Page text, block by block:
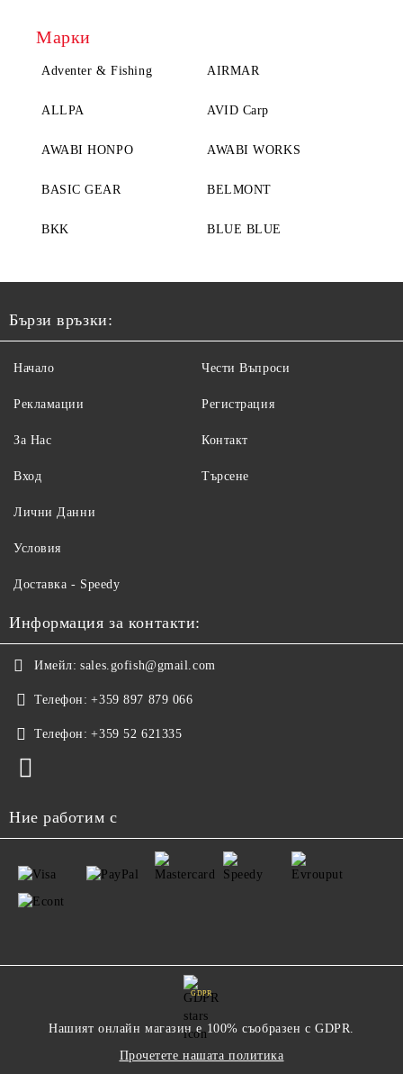
Марки
Adventer & Fishing AIRMAR
ALLPA AVID Carp
AWABI HONPO AWABI WORKS
BASIC GEAR BELMONT
BKK BLUE BLUE
Бързи връзки:
Начало
Рекламации
За Нас
Вход
Чести Въпроси
Регистрация
Контакт
Търсене
Лични Данни
Условия
Доставка - Speedy
Информация за контакти:
Имейл: sales.gofish@gmail.com
Телефон: +359 897 879 066
Телефон: +359 52 621335
Ние работим с
GDPR
Нашият онлайн магазин е 100% съобразен с GDPR.
Прочетете нашата политика